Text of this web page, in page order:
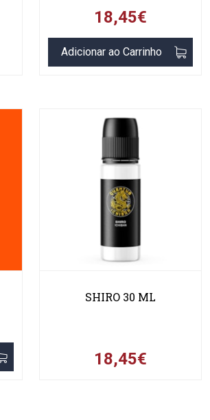
18,45€
Adicionar ao Carrinho
SHIRO 30 ML
18,45€